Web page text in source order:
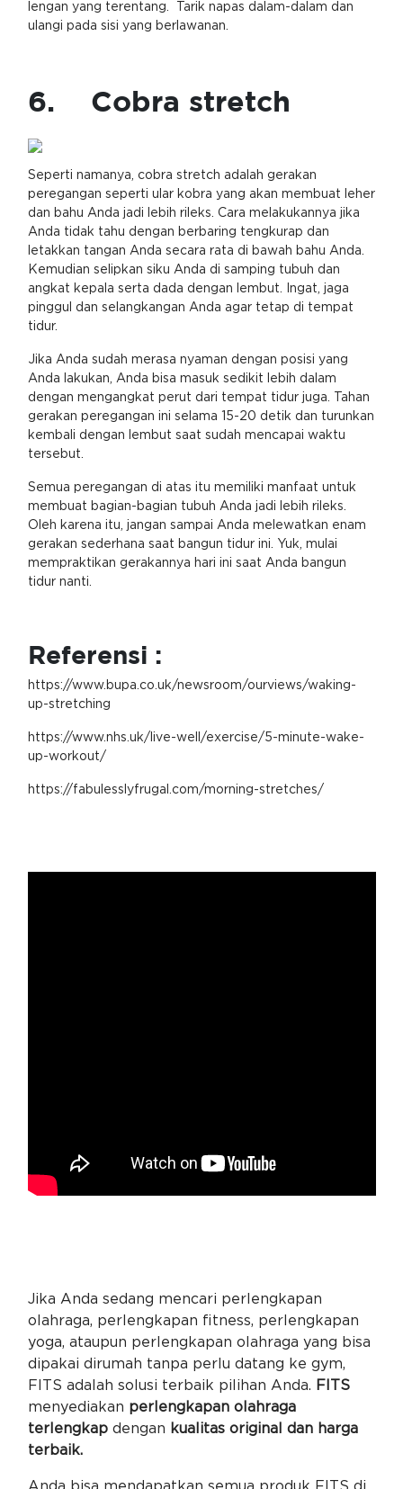
lengan yang terentang. Tarik napas dalam-dalam dan
ulangi pada sisi yang berlawanan.
6. Cobra stretch
Seperti namanya, cobra stretch adalah gerakan
peregangan seperti ular kobra yang akan membuat leher
dan bahu Anda jadi lebih rileks. Cara melakukannya jika
Anda tidak tahu dengan berbaring tengkurap dan
letakkan tangan Anda secara rata di bawah bahu Anda.
Kemudian selipkan siku Anda di samping tubuh dan
angkat kepala serta dada dengan lembut. Ingat, jaga
pinggul dan selangkangan Anda agar tetap di tempat
tidur.
Jika Anda sudah merasa nyaman dengan posisi yang
Anda lakukan, Anda bisa masuk sedikit lebih dalam
dengan mengangkat perut dari tempat tidur juga. Tahan
gerakan peregangan ini selama 15-20 detik dan turunkan
kembali dengan lembut saat sudah mencapai waktu
tersebut.
Semua peregangan di atas itu memiliki manfaat untuk
membuat bagian-bagian tubuh Anda jadi lebih rileks.
Oleh karena itu, jangan sampai Anda melewatkan enam
gerakan sederhana saat bangun tidur ini. Yuk, mulai
mempraktikan gerakannya hari ini saat Anda bangun
tidur nanti.
Referensi :
https://www.bupa.co.uk/newsroom/ourviews/waking-
up-stretching
https://www.nhs.uk/live-well/exercise/5-minute-wake-
up-workout/
https://fabulesslyfrugal.com/morning-stretches/
Jika Anda sedang mencari perlengkapan
olahraga, perlengkapan fitness, perlengkapan
yoga, ataupun perlengkapan olahraga yang bisa
dipakai dirumah tanpa perlu datang ke gym,
FITS adalah solusi terbaik pilihan Anda. FITS
menyediakan perlengkapan olahraga
terlengkapdengan kualitas original dan harga
terbaik.